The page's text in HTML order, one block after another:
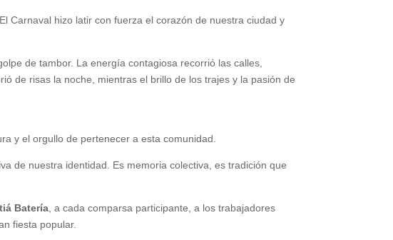
Carnaval hizo latir con fuerza el corazón de nuestra ciudad y
de tambor. La energía contagiosa recorrió las calles,
de risas la noche, mientras el brillo de los trajes y la pasión de
y el orgullo de pertenecer a esta comunidad.
de nuestra identidad. Es memoria colectiva, es tradición que
Batería, a cada comparsa participante, a los trabajadores
fiesta popular.